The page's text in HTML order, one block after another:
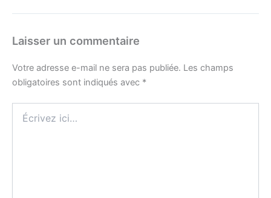
Laisser un commentaire
Votre adresse e-mail ne sera pas publiée. Les champs
obligatoires sont indiqués avec *
ici…